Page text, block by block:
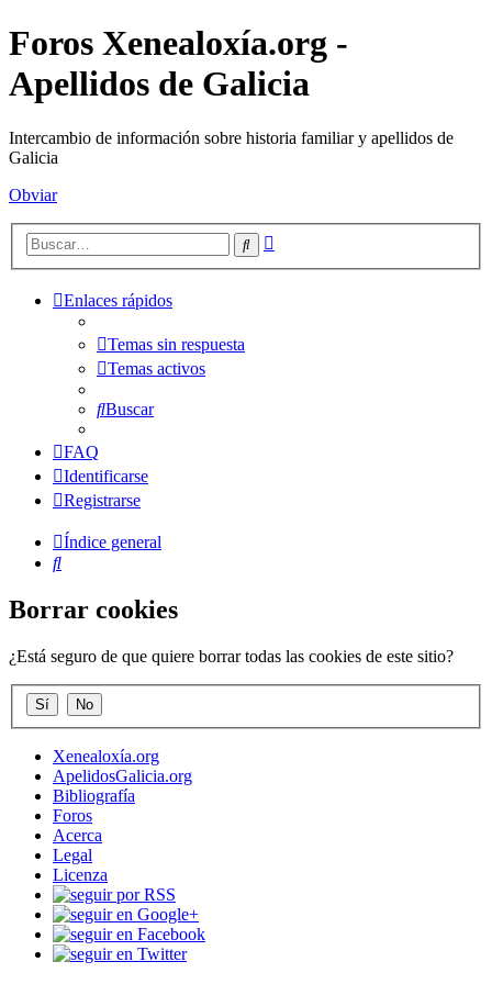
Foros Xenealoxía.org -
Apellidos de Galicia
Intercambio de información sobre historia familiar y apellidos de
Galicia
Obviar
Buscar
Enlaces rápidos
Temas sin respuesta
Temas activos
Buscar
FAQ
Identificarse
Registrarse
Índice general
Buscar
Borrar cookies
¿Está seguro de que quiere borrar todas las cookies de este sitio?
Xenealoxía.org
ApelidosGalicia.org
Bibliografía
Foros
Acerca
Legal
Licenza